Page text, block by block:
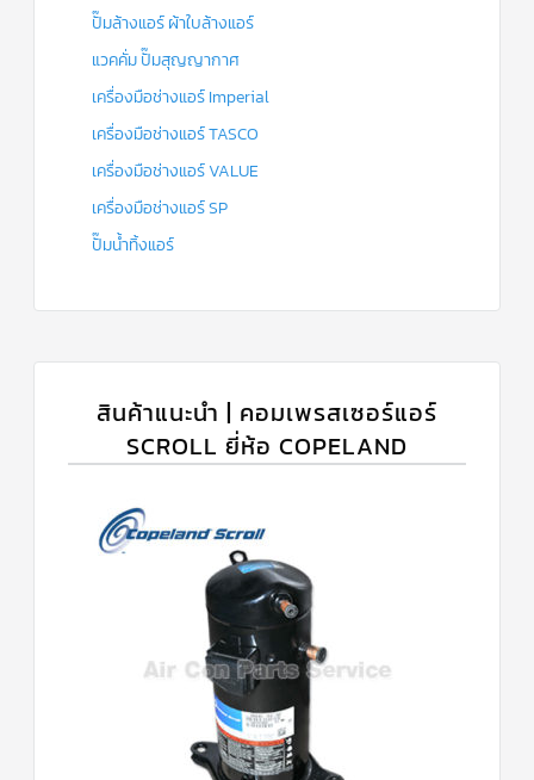
ปั๊มล้างแอร์ ผ้าใบล้างแอร์
แวคคั่ม ปั๊มสุญญากาศ
เครื่องมือช่างแอร์ Imperial
เครื่องมือช่างแอร์ TASCO
เครื่องมือช่างแอร์ VALUE
เครื่องมือช่างแอร์ SP
ปั๊มน้ำทิ้งแอร์
สินค้าแนะนำ | คอมเพรสเซอร์แอร์
SCROLL ยี่ห้อ COPELAND